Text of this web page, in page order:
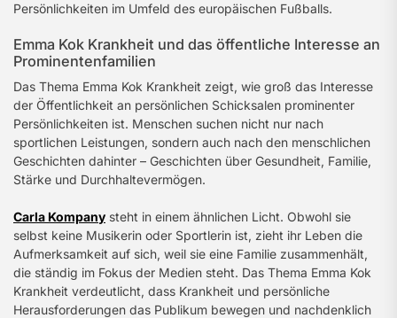
Persönlichkeiten im Umfeld des europäischen Fußballs.
Emma Kok Krankheit und das öffentliche Interesse an
Prominentenfamilien
Das Thema Emma Kok Krankheit zeigt, wie groß das Interesse
der Öffentlichkeit an persönlichen Schicksalen prominenter
Persönlichkeiten ist. Menschen suchen nicht nur nach
sportlichen Leistungen, sondern auch nach den menschlichen
Geschichten dahinter – Geschichten über Gesundheit, Familie,
Stärke und Durchhaltevermögen.
Carla Kompany steht in einem ähnlichen Licht. Obwohl sie
selbst keine Musikerin oder Sportlerin ist, zieht ihr Leben die
Aufmerksamkeit auf sich, weil sie eine Familie zusammenhält,
die ständig im Fokus der Medien steht. Das Thema Emma Kok
Krankheit verdeutlicht, dass Krankheit und persönliche
Herausforderungen das Publikum bewegen und nachdenklich